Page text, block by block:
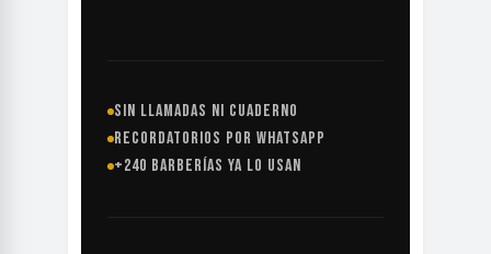
SIN LLAMADAS NI CUADERNO
RECORDATORIOS POR WHATSAPP
+240 BARBERÍAS YA LO USAN